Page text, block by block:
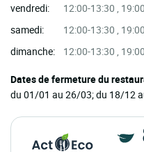
vendredi:
12:00-13:30 ,
samedi:
12:00-13:30 ,
dimanche:
12:00-13:30 ,
Dates de fermeture du
du 01/01 au 26/03; du 18/12